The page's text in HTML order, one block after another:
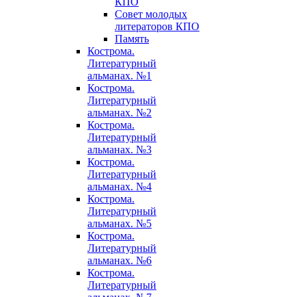
Совет молодых
литераторов КПО
Память
Кострома.
Литературный
альманах. №1
Кострома.
Литературный
альманах. №2
Кострома.
Литературный
альманах. №3
Кострома.
Литературный
альманах. №4
Кострома.
Литературный
альманах. №5
Кострома.
Литературный
альманах. №6
Кострома.
Литературный